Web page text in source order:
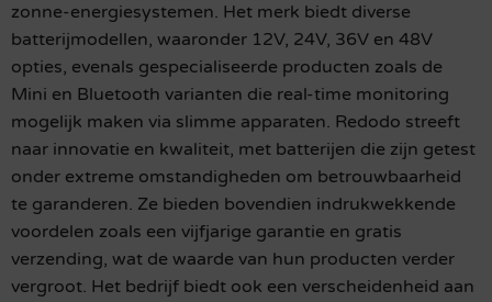
zonne-energiesystemen. Het merk biedt diverse
batterijmodellen, waaronder 12V, 24V, 36V en 48V
opties, evenals gespecialiseerde producten zoals de
Mini en Bluetooth varianten die real-time monitoring
mogelijk maken via slimme apparaten. Redodo streeft
naar innovatie en kwaliteit, met batterijen die zijn getest
onder extreme omstandigheden om betrouwbaarheid
te garanderen. Ze bieden bovendien indrukwekkende
voordelen zoals een vijfjarige garantie en gratis
verzending, wat de waarde van hun producten verder
vergroot. Het bedrijf biedt ook een verscheidenheid aan